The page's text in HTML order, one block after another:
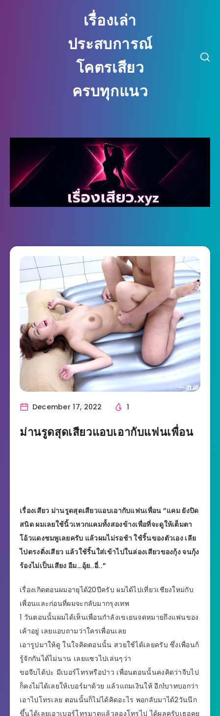
เรื่องเล่า
ประสบการณ์
โคตรเสียว
ครบทุกแนว
December 17, 2022 1
ม่านรูดสุดเสียวแอบเอากับแฟนเพื่อน
เรื่องเสียว ม่านรูดสุดเสียวแอบเอากับแฟนเพื่อน ”แคม ยังปิด
สนิด ผมเลยใช้นิ้วเหวกแคมทั้งสองข้างเพื่อที่จะดูให้เต็มตา
โอ้วแดงชมพูเลยครับ แล้วผมไม่รอช้า ใช้ริ้นของตัวเอง เลีย
ไปตรงติ่งเสียว แล้วใช้ริ้นใส่เข้าไปในล่องเสียวของกุ้ง จนกุ้ง
ร้องไม่เป็นเสียง อืม…อุ้ย..อี่..”
เรื่องเกิดตอนผมอายุได้20ปีครับ ผมได้ไปเที่ยวเชียงใหม่กับ
เพื่อนและก่อนที่ผมจะกลับมากรุงเทพ
1 วันตอนนั้นผมได้เห็นเพื่อนกำลังเขเยนจดหมายถึงแฟนของ
เค้าอยู่ เลยแอบถามว่าใครเพื่อนเลย
เอารูปมาให้ดู ในใจคิดตอนนั้น สวยใช้ได้เลยครับ ซึ่งเพื่อนก้
รู้จักกันได้ไม่นาน เลยแซวไปเล่นๆว่า
ขอจีบได้ปะ มีเบอร์โทรหรือป่าว เพื่อนตอนนั้นคงคิดว่าจีบไป
ก็คงไม่ได้เลยให้เบอร์มาด้วย แล้วแถมเงินให้ อีก1บาทบอกว่า
เอาไปโทรเลย ตอนนั้นก็ไม่ได้คิดอะไร พอกลับมาได้2วันนึก
ขึ้นได้เลยเอาเบอร์โทรมาดูแล้วลองโทรไป ได้ผลครับเธอคุย